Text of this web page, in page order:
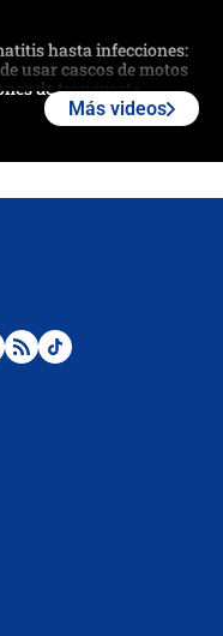
hasta infecciones:
usar cascos de motos
de transporte
Abelardo De La Espriella
Más videos